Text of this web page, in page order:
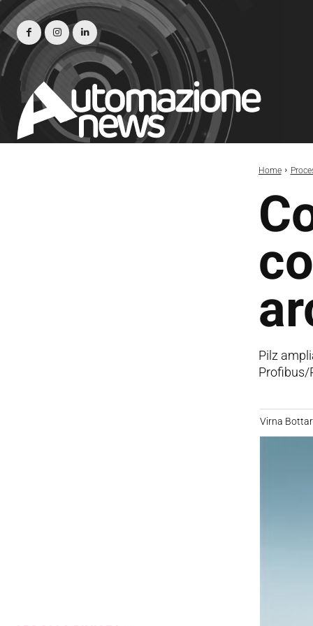
Home
Pilz
Profibus/
Virna